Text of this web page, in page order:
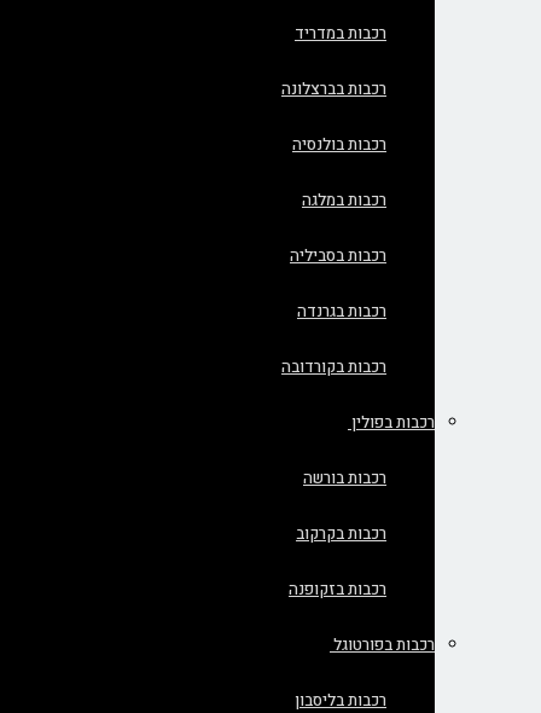
רכבות במדריד
רכבות בברצלונה
רכבות בולנסיה
רכבות במלגה
רכבות בסביליה
רכבות בגרנדה
רכבות בקורדובה
רכבות בפולין
רכבות בורשה
רכבות בקרקוב
רכבות בזקופנה
רכבות בפורטוגל
רכבות בליסבון